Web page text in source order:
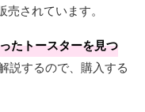
されています。
たトースターを見つ
説するので、購入する